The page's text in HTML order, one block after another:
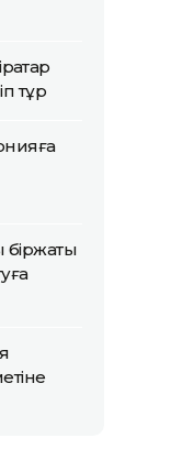
тұр